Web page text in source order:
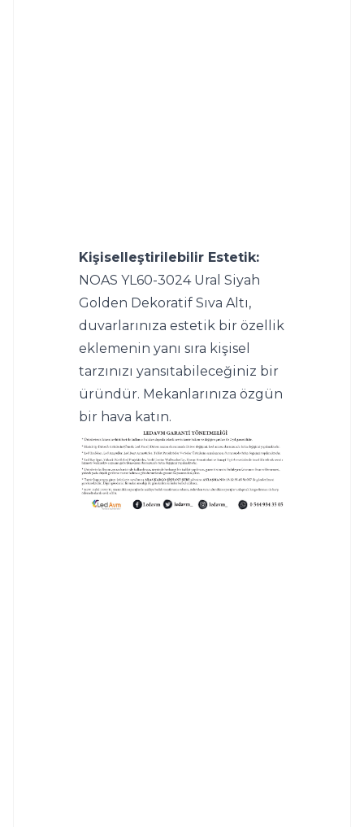
Kişiselleştirilebilir Estetik:
NOAS YL60-3024 Ural Siyah
Golden Dekoratif Sıva Altı,
duvarlarınıza estetik bir özellik
eklemenin yanı sıra kişisel
tarzınızı yansıtabileceğiniz bir
üründür. Mekanlarınıza özgün
bir hava katın.